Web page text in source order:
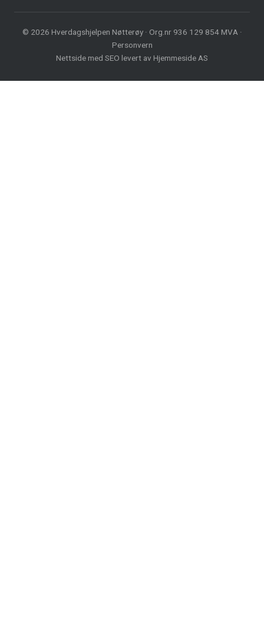
© 2026 Hverdagshjelpen Nøtterøy · Org.nr 936 129 854 MVA ·
Personvern
Nettside med SEO levert av Hjemmeside AS